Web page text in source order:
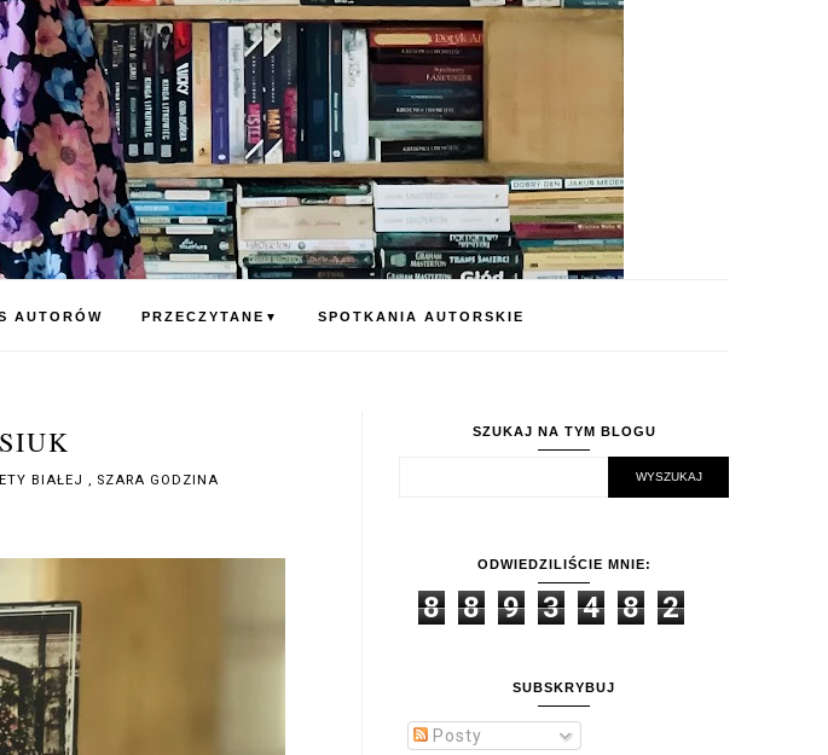
AUTORÓW PRZECZYTANE ▼ SPOTKANIA AUTORSKIE
BIAŁEJ , SZARA GODZINA
SZUKAJ NA TYM BLOGU
ODWIEDZILIŚCIE MNIE:
8 8 9 3 4 8 2
SUBSKRYBUJ
Posty